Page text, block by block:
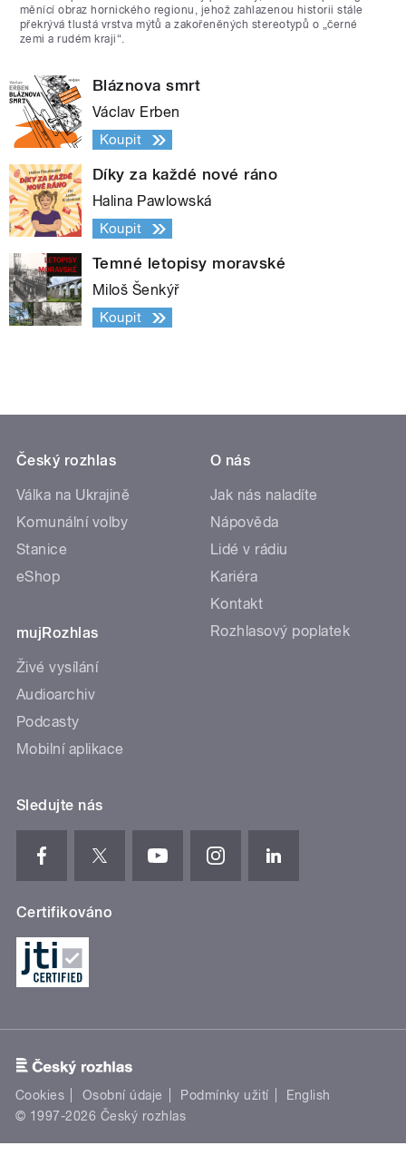
měnící obraz hornického regionu, jehož zahlazenou historii stále
překrývá tlustá vrstva mýtů a zakořeněných stereotypů o „černé
zemi a rudém kraji“.
Bláznova smrt
Václav Erben
Koupit
Díky za každé nové ráno
Halina Pawlowská
Koupit
Temné letopisy moravské
Miloš Šenkýř
Koupit
Český rozhlas
Válka na Ukrajině
Komunální volby
Stanice
eShop
mujRozhlas
Živé vysílání
Audioarchiv
Podcasty
Mobilní aplikace
O nás
Jak nás naladíte
Nápověda
Lidé v rádiu
Kariéra
Kontakt
Rozhlasový poplatek
Sledujte nás
Certifikováno
Cookies Osobní údaje Podmínky užití
English
© 1997-2026 Český rozhlas